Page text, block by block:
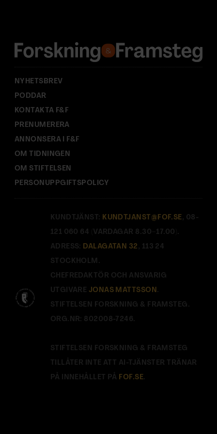
s
:
NYHETSBREV
PODDAR
KONTAKTA F&F
PRENUMERERA
ANNONSERA I F&F
OM TIDNINGEN
OM STIFTELSEN
PERSONUPPGIFTSPOLICY
KUNDTJÄNST: KUNDTJANST@FOF.SE , 08-
121 060 64 (VARDAGAR 8.30–17.00).
ADRESS: DALAGATAN 32 , 113 24
STOCKHOLM.
CHEFREDAKTÖR OCH ANSVARIG
UTGIVARE JONAS MATTSSON .
STIFTELSEN FORSKNING & FRAMSTEG.
ORG.NR: 802008-7246.
STIFTELSEN FORSKNING & FRAMSTEG
TILLÅTER INTE ATT AI-TJÄNSTER TRÄNAR
PÅ INNEHÅLLET PÅ FOF.SE.